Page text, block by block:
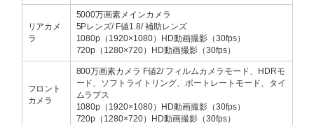
リアカメ
ラ
5000万画素メインカメラ
5Pレンズ/ F値1.8/ 補助レンズ
1080p（1920×1080）HD動画撮影（30fps）
720p（1280×720）HD動画撮影（30fps）
フロント
カメラ
800万画素カメラ F値2/ フィルムカメラモード、HDRモ
ード、ソフトライトリング、ポートレートモード、タイ
ムラプス
1080p（1920×1080）HD動画撮影（30fps）
720p（1280×720）HD動画撮影（30fps）